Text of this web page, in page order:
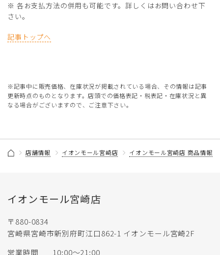
※ 各お支払方法の併用も可能です。詳しくはお問い合わせ下
さい。
記事トップへ
※記事中に販売価格、在庫状況が掲載されている場合、その情報は記事
更新時点のものとなります。店頭での価格表記・税表記・在庫状況と異
なる場合がございますので、ご注意下さい。
店舗情報 イオンモール宮崎店 イオンモール宮崎店 商品情報
イオンモール宮崎店
〒880-0834
宮崎県宮崎市新別府町江口862-1 イオンモール宮崎2F
営業時間
10:00〜21:00